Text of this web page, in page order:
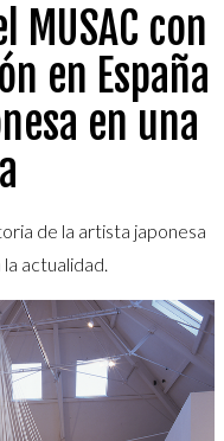
MUSAC con
en España
en una
de la artista japonesa
actualidad.